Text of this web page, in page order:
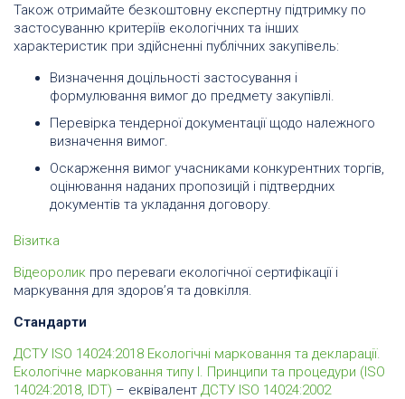
Також отримайте безкоштовну експертну підтримку по
застосуванню критеріїв екологічних та інших
характеристик при здійсненні публічних закупівель:
Визначення доцільності застосування і
формулювання вимог до предмету закупівлі.
Перевірка тендерної документації щодо належного
визначення вимог.
Оскарження вимог учасниками конкурентних торгів,
оцінювання наданих пропозицій і підтвердних
документів та укладання договору.
Візитка
Відеоролик про переваги екологічної сертифікації і
маркування для здоров’я та довкілля.
Стандарти
ДСТУ ISO 14024:2018 Екологічні марковання та декларації.
Екологічне марковання типу I. Принципи та процедури (ISO
14024:2018, IDT) – еквівалент ДСТУ ISO 14024:2002